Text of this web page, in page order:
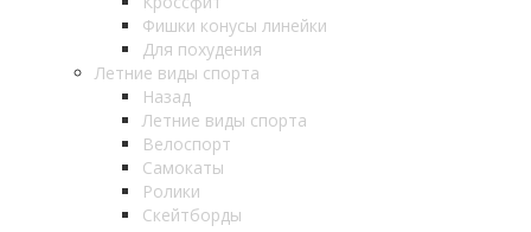
Фишки конусы линейки
Для похудения
Летние виды спорта
Назад
Летние виды спорта
Велоспорт
Самокаты
Ролики
Скейтборды